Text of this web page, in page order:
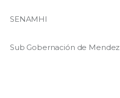
SENAMHI
Sub Gobernación de Mendez